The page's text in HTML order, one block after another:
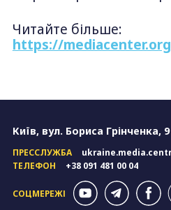
Читайте більше:
https://
Київ, вул. Бориса Грінченка, 9
ПРЕССЛУЖБА
ТЕЛЕФОН
+38 091 481 00 04
СОЦМЕРЕЖІ